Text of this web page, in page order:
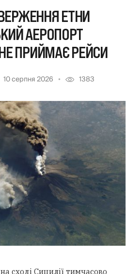
ЕТНИ
АЕРОПОРТ
ПРИЙМАЄ РЕЙСИ
10 серпня 2026 1383
сході Сицилії тимчасово